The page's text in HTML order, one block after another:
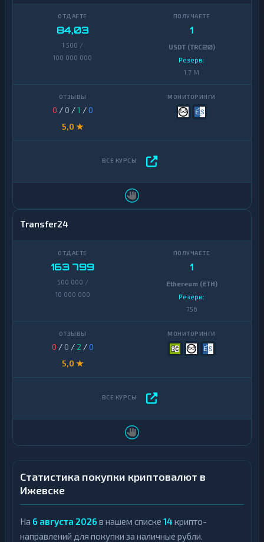
84,03
1 500 /
100 000 000
1
USDT (TRC20)
Резерв:
1,7 M
0 / 0 /1 /0
5,0 ★
Transfer24
163 799
500 000 /
10 000 000
1
Ethereum (ETH)
Резерв:
756
0 / 0 / 2 /0
5,0 ★
Статистика покупки криптовалют в
Ижевске
На 6 августа 2026 в нашем списке 14крипто-
направлений для покупки за наличные рубли.